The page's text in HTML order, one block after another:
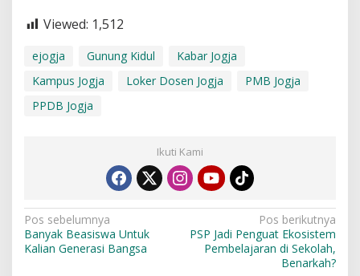
Viewed: 1,512
ejogja Gunung Kidul
Kabar Jogja
Kampus Jogja
Loker Dosen Jogja
PMB Jogja
PPDB Jogja
Ikuti Kami
N
a
Pos sebelumnya
Banyak Beasiswa Untuk
Kalian Generasi Bangsa
Pos berikutnya
PSP Jadi Penguat Ekosistem
Pembelajaran di Sekolah,
Benarkah?